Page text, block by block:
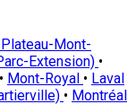
Mont-
Extension) •
• Mont-Royal • Laval
• Montréal